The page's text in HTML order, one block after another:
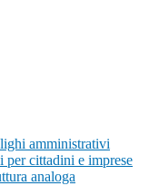
amministrativi
cittadini e imprese
analoga